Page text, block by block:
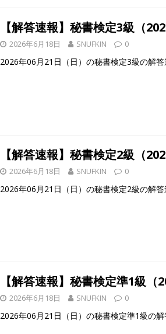
【解答速報】秘書検定3級（
2026年6月18日 SNUFKIN 0
2026年06月21日（日）の秘書検定3級の解答
【解答速報】秘書検定2級（
2026年6月18日 SNUFKIN 0
2026年06月21日（日）の秘書検定2級の解答
【解答速報】秘書検定準1級（
2026年6月18日 SNUFKIN 0
2026年06月21日（日）の秘書検定準1級の